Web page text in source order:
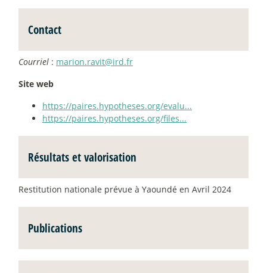
Contact
Courriel : marion.ravit@ird.fr
Site web
https://paires.hypotheses.org/evalu...
https://paires.hypotheses.org/files...
Résultats et valorisation
Restitution nationale prévue à Yaoundé en Avril 2024
Publications